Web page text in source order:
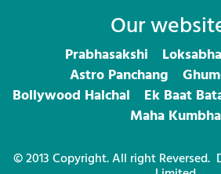
Our
Prabhasakshi
Astro Panchang
Bollywood Halchal
Ek Baat
Maha Kumbha
© 2013 Copyright. All right Reversed.